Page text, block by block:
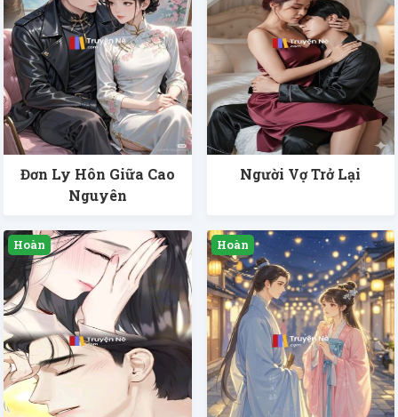
Đơn Ly Hôn Giữa Cao
Nguyên
Người Vợ Trở Lại